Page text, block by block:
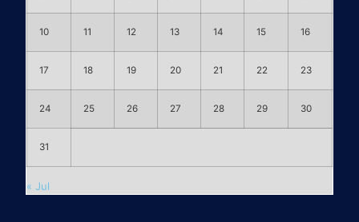
10 11 12 13 14 15 16
17 18 19 20 21 22 23
24 25 26 27 28 29 30
31
« Jul